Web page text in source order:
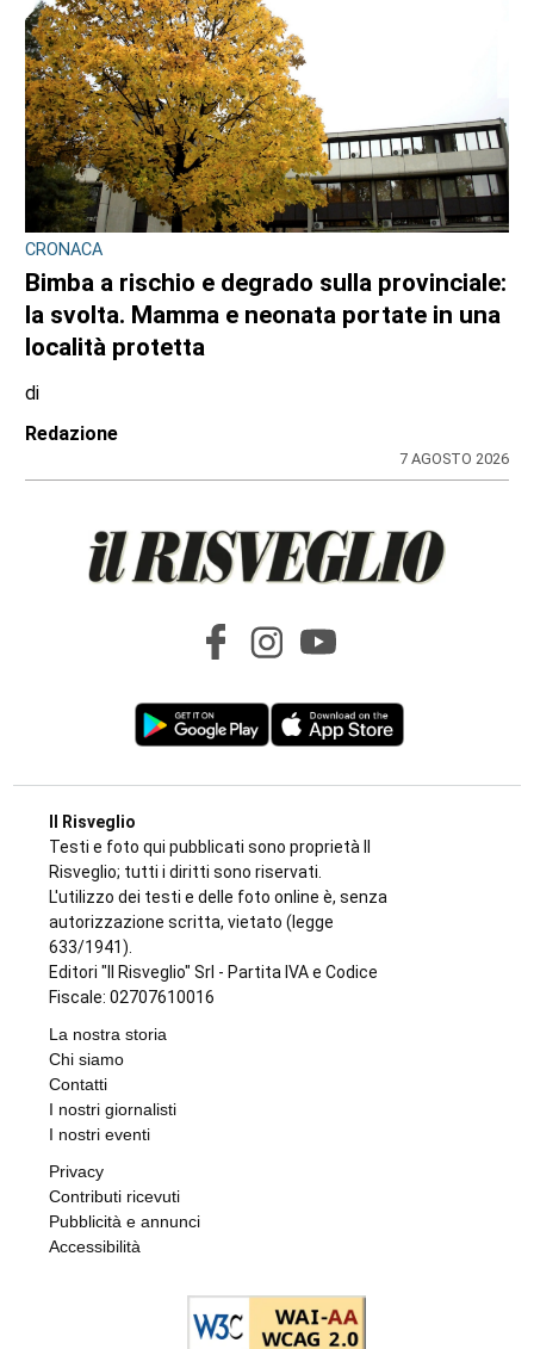
CRONACA
Bimba a rischio e degrado sulla provinciale:
la svolta. Mamma e neonata portate in una
località protetta
di
Redazione
7 AGOSTO 2026
Il Risveglio
Testi e foto qui pubblicati sono proprietà Il
Risveglio; tutti i diritti sono riservati.
L'utilizzo dei testi e delle foto online è, senza
autorizzazione scritta, vietato (legge
633/1941).
Editori "Il Risveglio" Srl - Partita IVA e Codice
Fiscale: 02707610016
La nostra storia
Chi siamo
Contatti
I nostri giornalisti
I nostri eventi
Privacy
Contributi ricevuti
Pubblicità e annunci
Accessibilità